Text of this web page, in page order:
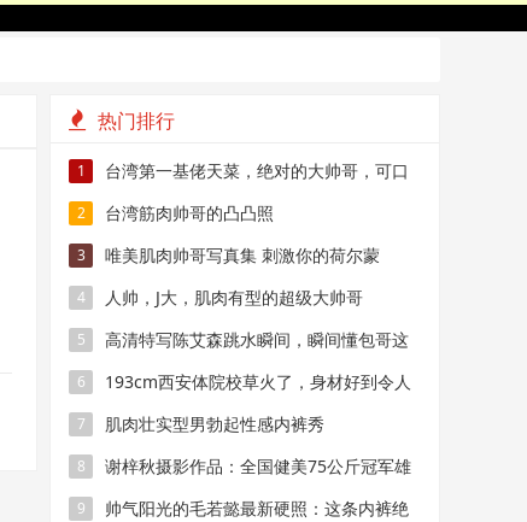
热门排行
1
台湾第一基佬天菜，绝对的大帅哥，可口
想扑倒！
2 台湾筋肉帅哥的凸凸照
3 唯美肌肉帅哥写真集 刺激你的荷尔蒙
4 人帅，J大，肌肉有型的超级大帅哥
5
高清特写陈艾森跳水瞬间，瞬间懂包哥这
个称呼是怎么来的
6
193cm西安体院校草火了，身材好到令人
发指
7 肌肉壮实型男勃起性感内裤秀
8
谢梓秋摄影作品：全国健美75公斤冠军雄
壮肌肉写真
9
帅气阳光的毛若懿最新硬照：这条内裤绝